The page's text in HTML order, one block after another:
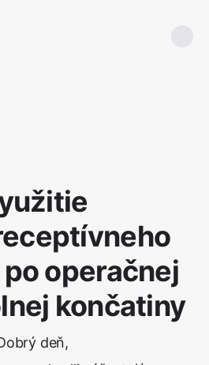
operačnej
končatiny
deň,